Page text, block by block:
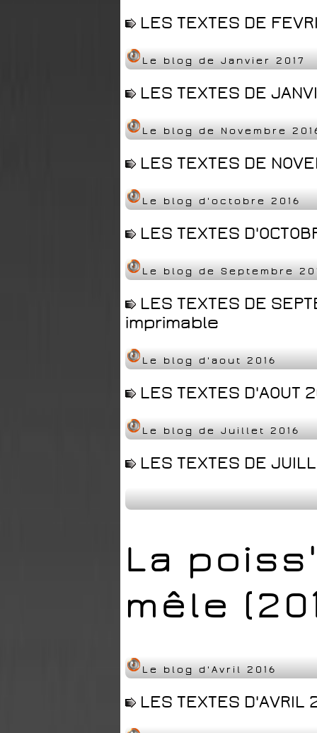
LES TEXTES DE
Le blog de Janvier 2017
LES TEXTES DE
Le blog de Novembre
LES TEXTES DE
Le blog d'octobre 2016
LES TEXTES
Le blog de Septembre
LES TEXTES DE
imprimable
Le blog d'aout 2016
LES TEXTES
Le blog de Juillet 2016
LES TEXTES DE
La
mêle
Le blog d'Avril 2016
LES TEXTES